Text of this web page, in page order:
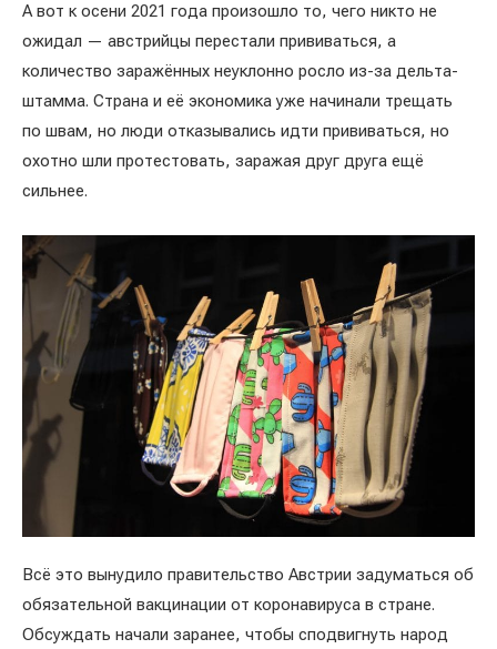
А вот к осени 2021 года произошло то, чего никто не
ожидал — австрийцы перестали прививаться, а
количество заражённых неуклонно росло из-за дельта-
штамма. Страна и её экономика уже начинали трещать
по швам, но люди отказывались идти прививаться, но
охотно шли протестовать, заражая друг друга ещё
сильнее.
Всё это вынудило правительство Австрии задуматься об
обязательной вакцинации от коронавируса в стране.
Обсуждать начали заранее, чтобы сподвигнуть народ